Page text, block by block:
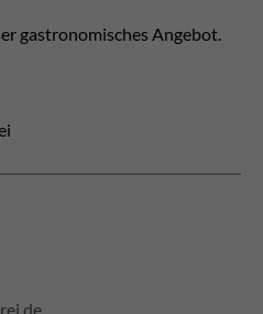
gastronomisches Angebot.